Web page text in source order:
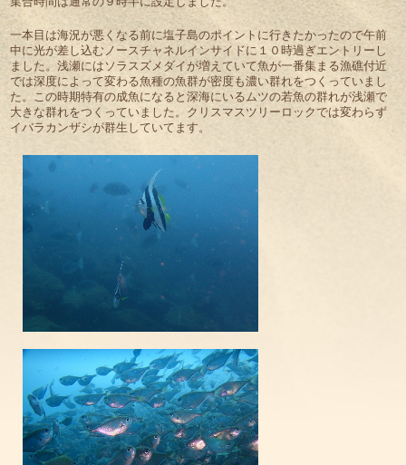
一本目は海況が悪くなる前に塩子島のポイントに行きたかったので午前
中に光が差し込むノースチャネルインサイドに１０時過ぎエントリーし
ました。浅瀬にはソラスズメダイが増えていて魚が一番集まる漁礁付近
では深度によって変わる魚種の魚群が密度も濃い群れをつくっていまし
た。この時期特有の成魚になると深海にいるムツの若魚の群れが浅瀬で
大きな群れをつくっていました。クリスマスツリーロックでは変わらず
イバラカンザシが群生していてます。